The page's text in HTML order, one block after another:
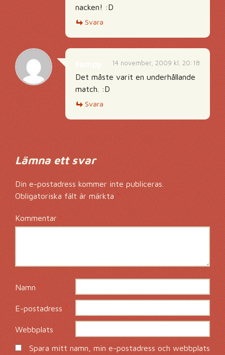
nacken! :D
Svara
14 november, 2009 kl. 20:18
Det måste varit en underhållande
match. :D
Svara
Lämna ett svar
Din e-postadress kommer inte publiceras.
Obligatoriska fält är märkta*
Kommentar*
Namn *
E-postadress*
Webbplats
Spara mitt namn, min e-postadress och webbplats